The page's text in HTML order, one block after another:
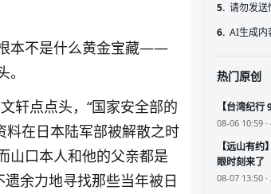
本不是什么黄金宝藏——
轩点点头，“国家安全部的
料在日本陆军部被解散之时
山口本人和他的父亲都是
余力地寻找那些当年被日
5. 请勿发送
6. AI生成内
热门原创
【台湾纪
08-06 10:59
【远山有
眼时刻来了
08-07 13:50